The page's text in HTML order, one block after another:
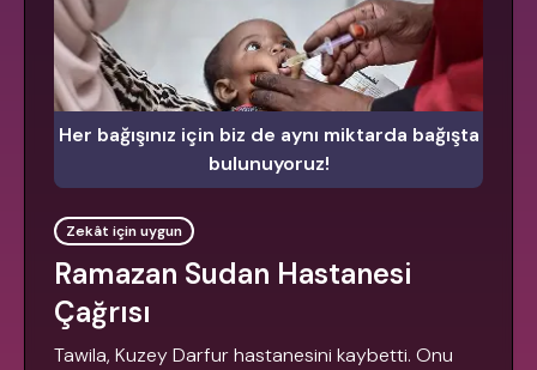
Her bağışınız için biz de aynı miktarda bağışta
bulunuyoruz!
Zekât için uygun
Ramazan Sudan Hastanesi
Çağrısı
Tawila, Kuzey Darfur hastanesini kaybetti. Onu